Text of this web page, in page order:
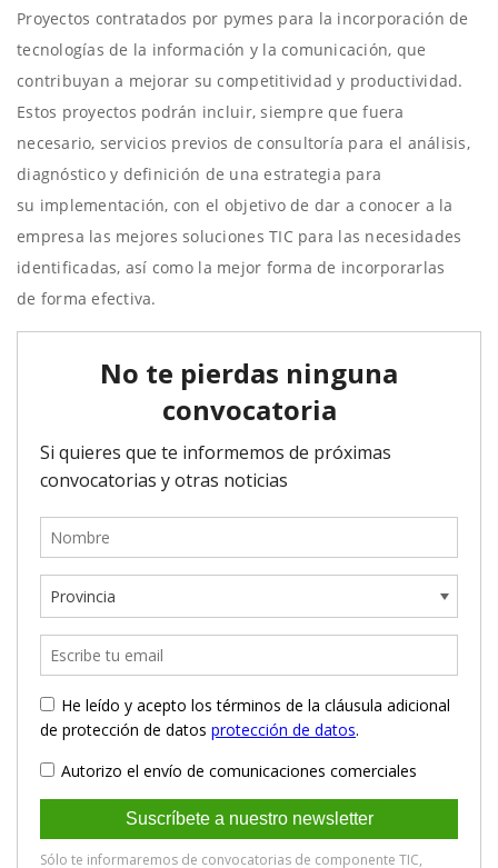
Proyectos contratados por pymes para la incorporación de
tecnologías de la información y la comunicación, que
contribuyan a mejorar su competitividad y productividad.
Estos proyectos podrán incluir, siempre que fuera
necesario, servicios previos de consultoría para el análisis,
diagnóstico y definición de una estrategia para
su implementación, con el objetivo de dar a conocer a la
empresa las mejores soluciones TIC para las necesidades
identificadas, así como la mejor forma de incorporarlas
de forma efectiva.